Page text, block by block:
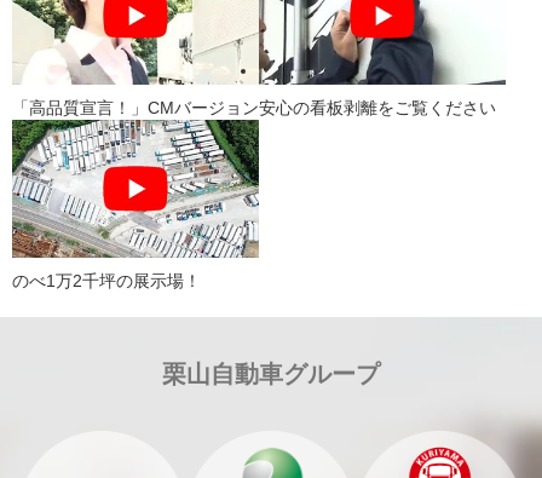
「高品質宣言！」CMバージョン安心の看板剥離をご覧ください
のべ1万2千坪の展示場！
栗山自動車グループ